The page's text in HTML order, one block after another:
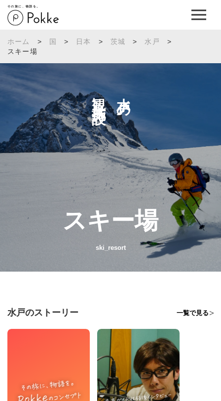
その旅に、物語を。
ホーム > 国 > 日本 > 茨城 > 水戸
>
スキー場
水戸の
観光施設へ
スキー場
ski_resort
水戸のストーリー 一覧で見る